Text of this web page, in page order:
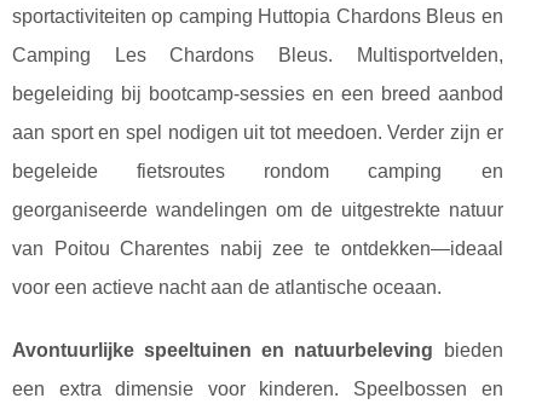
sportactiviteiten op camping Huttopia Chardons Bleus en
Camping Les Chardons Bleus. Multisportvelden,
begeleiding bij bootcamp-sessies en een breed aanbod
aan sport en spel nodigen uit tot meedoen. Verder zijn er
begeleide fietsroutes rondom camping en
georganiseerde wandelingen om de uitgestrekte natuur
van Poitou Charentes nabij zee te ontdekken—ideaal
voor een actieve nacht aan de atlantische oceaan.
Avontuurlijke speeltuinen en natuurbeleving bieden
een extra dimensie voor kinderen. Speelbossen en